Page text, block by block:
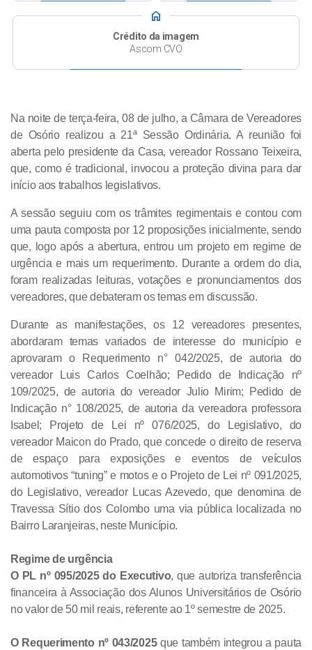
home
Crédito da imagem
Ascom CVO
Na noite de terça-feira, 08 de julho, a Câmara de Vereadores
de Osório realizou a 21ª Sessão Ordinária. A reunião foi
aberta pelo presidente da Casa, vereador Rossano Teixeira,
que, como é tradicional, invocou a proteção divina para dar
início aos trabalhos legislativos.
A sessão seguiu com os trâmites regimentais e contou com
uma pauta composta por 12 proposições inicialmente, sendo
que, logo após a abertura, entrou um projeto em regime de
urgência e mais um requerimento. Durante a ordem do dia,
foram realizadas leituras, votações e pronunciamentos dos
vereadores, que debateram os temas em discussão.
Durante as manifestações, os 12 vereadores presentes,
abordaram temas variados de interesse do município e
aprovaram o Requerimento n° 042/2025, de autoria do
vereador Luis Carlos Coelhão; Pedido de Indicação nº
109/2025, de autoria do vereador Julio Mirim; Pedido de
Indicação n° 108/2025, de autoria da vereadora professora
Isabel; Projeto de Lei nº 076/2025, do Legislativo, do
vereador Maicon do Prado, que concede o direito de reserva
de espaço para exposições e eventos de veículos
automotivos “tuning” e motos e o Projeto de Lei nº 091/2025,
do Legislativo, vereador Lucas Azevedo, que denomina de
Travessa Sítio dos Colombo uma via pública localizada no
Bairro Laranjeiras, neste Município.
Regime de urgência
O PL nº 095/2025 do Executivo, que autoriza transferência
financeira à Associação dos Alunos Universitários de Osório
no valor de 50 mil reais, referente ao 1º semestre de 2025.
O Requerimento nº 043/2025que também integrou a pauta